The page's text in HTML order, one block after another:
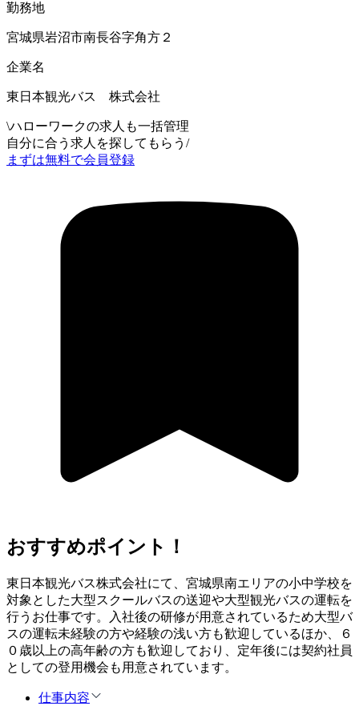
勤務地
宮城県岩沼市南長谷字角方２
企業名
東日本観光バス 株式会社
\ハローワークの求人も一括管理
自分に合う求人を探してもらう /
まずは無料で会員登録
おすすめポイント！
東日本観光バス株式会社にて、宮城県南エリアの小中学校を
対象とした大型スクールバスの送迎や大型観光バスの運転を
行うお仕事です。入社後の研修が用意されているため大型バ
スの運転未経験の方や経験の浅い方も歓迎しているほか、６
０歳以上の高年齢の方も歓迎しており、定年後には契約社員
としての登用機会も用意されています。
仕事内容